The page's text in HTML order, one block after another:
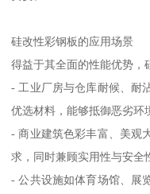
硅改性彩钢板的应用场景
得益于其全面的性能优势，
- 工业厂房与仓库耐候、耐
优选材料，能够抵御恶劣环
- 商业建筑色彩丰富、美观
求，同时兼顾实用性与安全
- 公共设施如体育场馆、展